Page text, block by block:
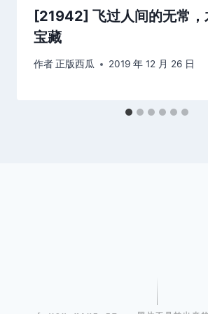
[21942] 飞过人间的无常，
宝藏
作者正版西瓜 2019 年 12 月 26 日